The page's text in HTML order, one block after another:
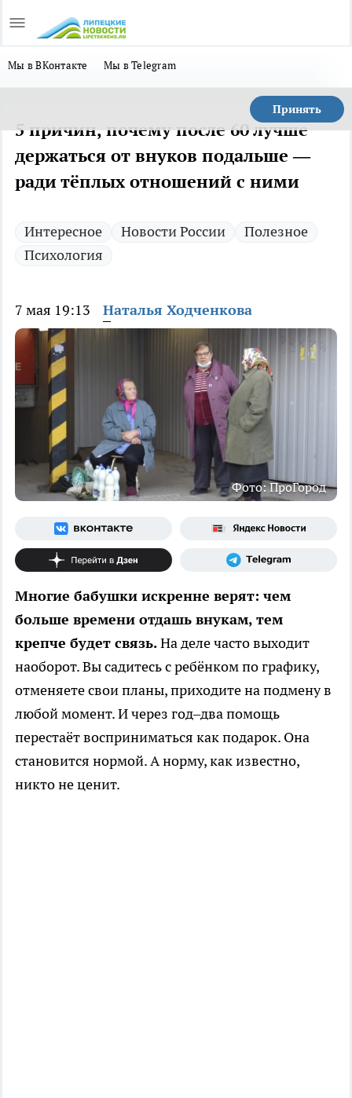
Мы в ВКонтакте Мы в Telegram
Принять
5 причин, почему после 60 лучше
держаться от внуков подальше —
ради тёплых отношений с ними
Интересное Новости России
Полезное
Психология
7 мая 19:13 Наталья Ходченкова
Фото: ПроГород
Многие бабушки искренне верят: чем
больше времени отдашь внукам, тем
крепче будет связь.На деле часто выходит
наоборот. Вы садитесь с ребёнком по графику,
отменяете свои планы, приходите на подмену в
любой момент. И через год–два помощь
перестаёт восприниматься как подарок. Она
становится нормой. А норму, как известно,
никто не ценит.